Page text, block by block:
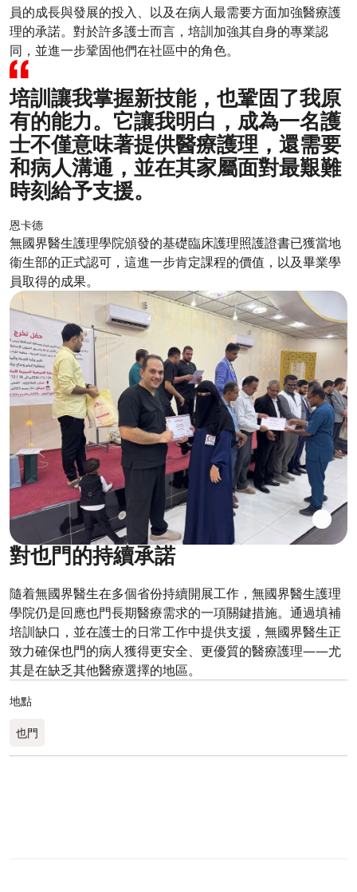
員的成長與發展的投入、以及在病人最需要方面加強醫療護
理的承諾。對於許多護士而言，培訓加強其自身的專業認
同，並進一步鞏固他們在社區中的角色。
培訓讓我掌握新技能，也鞏固了我原
有的能力。它讓我明白，成為一名護
士不僅意味著提供醫療護理，還需要
和病人溝通，並在其家屬面對最艱難
時刻給予支援。
恩卡德
無國界醫生護理學院頒發的基礎臨床護理照護證書已獲當地
衞生部的正式認可，這進一步肯定課程的價值，以及畢業學
員取得的成果。
對也門的持續承諾
隨着無國界醫生在多個省份持續開展工作，無國界醫生護理
學院仍是回應也門長期醫療需求的一項關鍵措施。通過填補
培訓缺口，並在護士的日常工作中提供支援，無國界醫生正
致力確保也門的病人獲得更安全、更優質的醫療護理——尤
其是在缺乏其他醫療選擇的地區。
地點
也門